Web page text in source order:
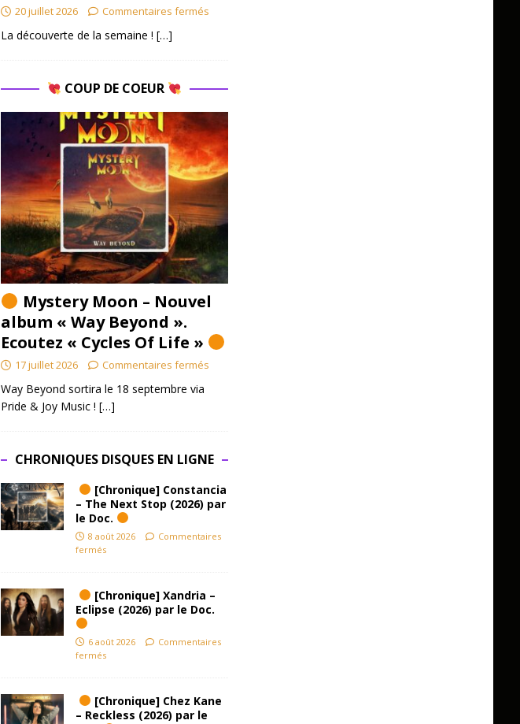
20 juillet 2026 Commentaires fermés
La découverte de la semaine ! […]
COUP DE COEUR
Mystery Moon – Nouvel
album « Way Beyond ».
Ecoutez « Cycles Of Life »
17 juillet 2026 Commentaires fermés
Way Beyond sortira le 18 septembre via
Pride & Joy Music ! […]
CHRONIQUES DISQUES EN LIGNE
[Chronique] Constancia
– The Next Stop (2026) par
le Doc.
8 août 2026
Commentaires
fermés
[Chronique] Xandria –
Eclipse (2026) par le Doc.
6 août 2026
Commentaires
fermés
[Chronique] Chez Kane
– Reckless (2026) par le